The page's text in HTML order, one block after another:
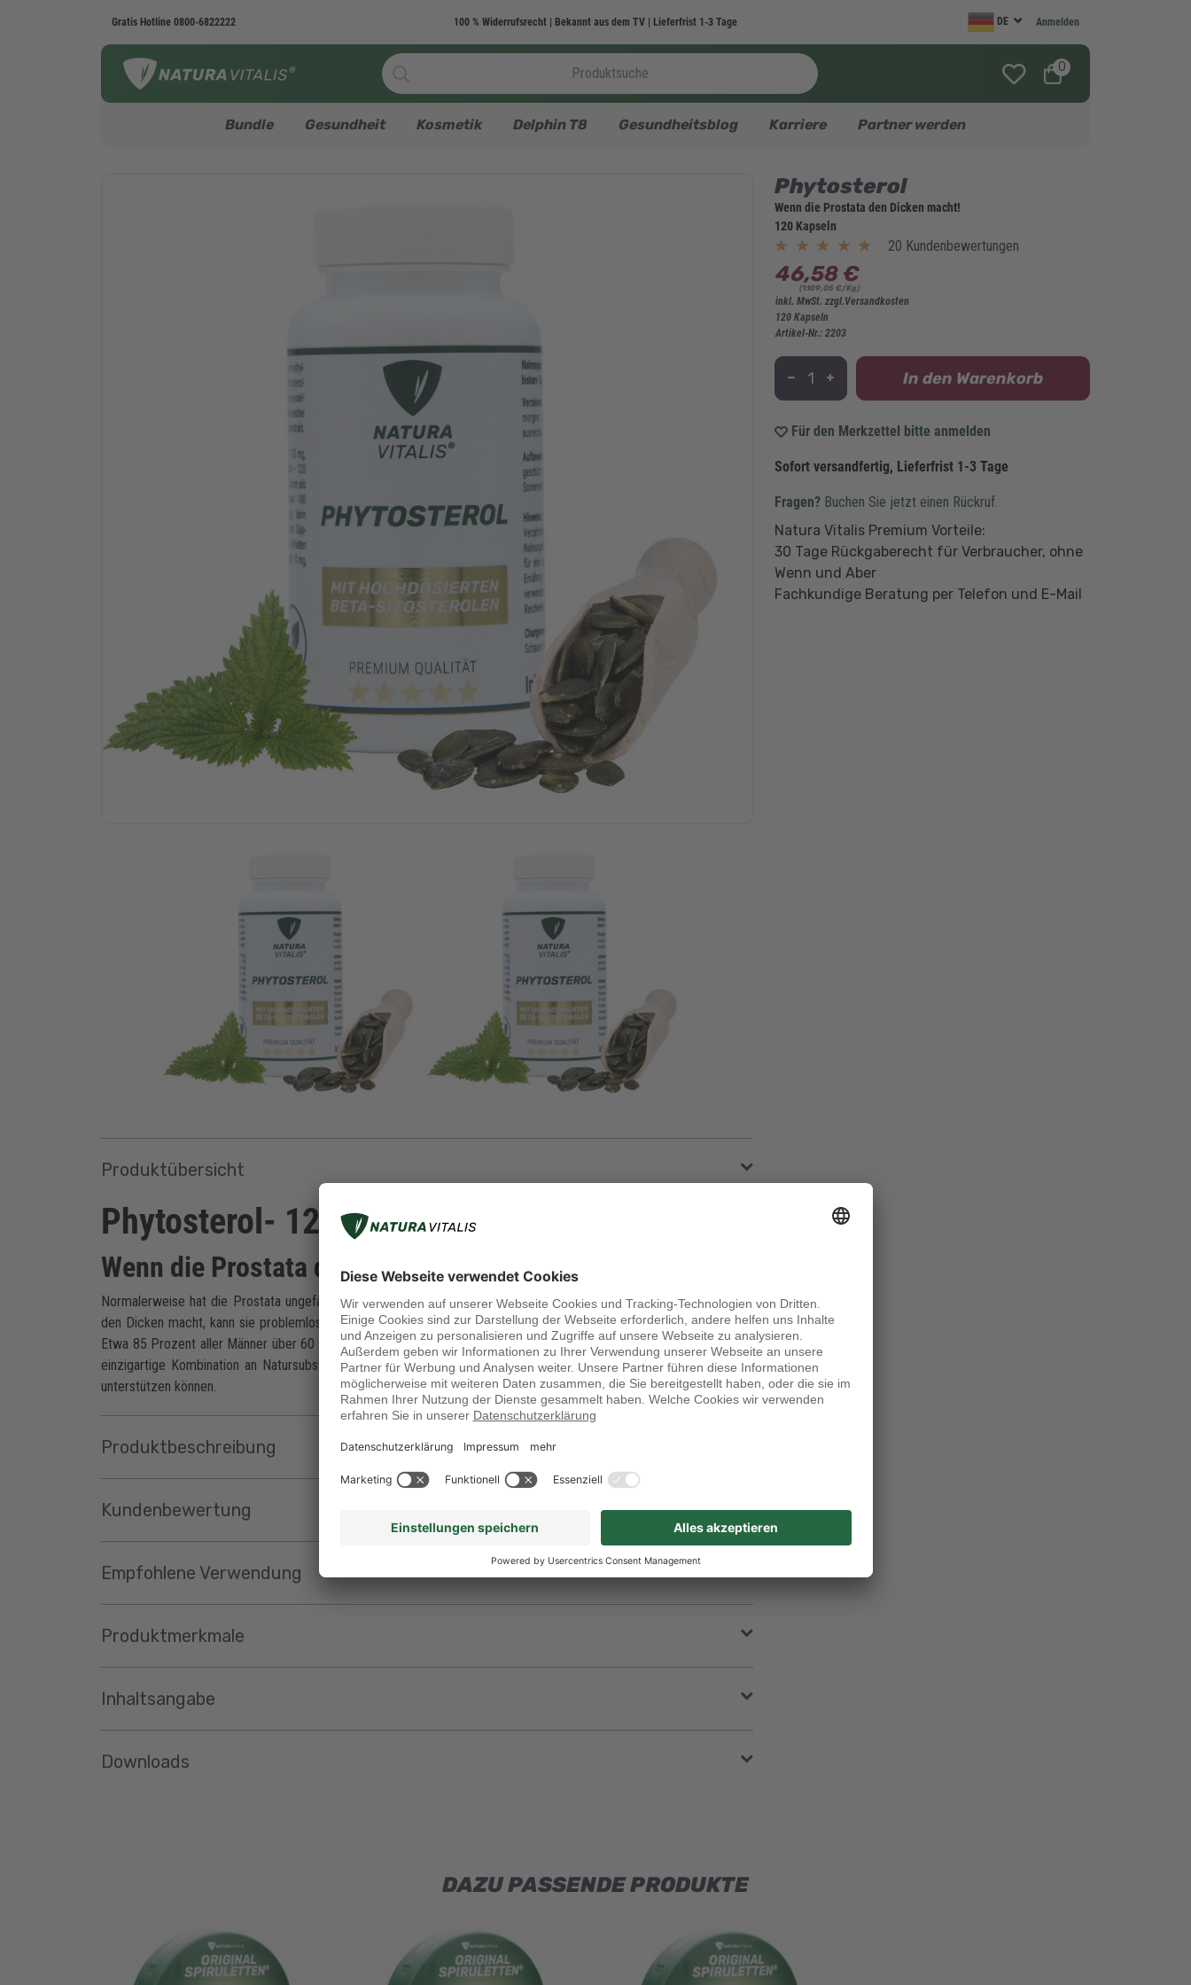
Gratis Hotline 0800-6822222 100 % Widerrufsrecht | Bekannt aus dem TV | Lieferfrist 1-3 Tage DE Anmelden
0
Bundle Gesundheit Kosmetik Delphin T8 Gesundheitsblog Karriere Partner werden
Phytosterol
Wenn die Prostata den Dicken macht!
120 Kapseln
★★★★★
★★★★★ 20 Kundenbewertungen
46,58 €
(1.109,05 €/Kg)
inkl. MwSt. zzgl.Versandkosten
120 Kapseln
Artikel-Nr.: 2203
In den Warenkorb
Für den Merkzettel bitte anmelden
Sofort versandfertig, Lieferfrist 1-3 Tage
Fragen? Buchen Sie jetzt einen Rückruf.
Natura Vitalis Premium Vorteile:
30 Tage Rückgaberecht für Verbraucher, ohne
Wenn und Aber
Fachkundige Beratung per Telefon und E-Mail
Produktübersicht
Phytosterol- 120 Kapseln
Wenn die Prostata den Dicken macht!
Normalerweise hat die Prostata ungefähr die Größe einer Walnuss und wiegt weniger als 30 Gramm. Wenn sie aber
den Dicken macht, kann sie problemlos die Größe einer Apfelsine erreichen und dabei mehr als 120 Gramm wiegen.
Etwa 85 Prozent aller Männer über 60 Jahre leiden unter einer Vergrößerung der Prostata. „Phytosterol" enthält eine
einzigartige Kombination an Natursubstanzen, die das Wohlgefühl einer gesunden Prostata des reifen Herrn ab 60
unterstützen können.
Produktbeschreibung
Kundenbewertung
Empfohlene Verwendung
Produktmerkmale
Inhaltsangabe
Downloads
DAZU PASSENDE PRODUKTE